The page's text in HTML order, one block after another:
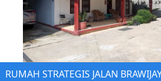
RUMAH STRATEGIS JALAN